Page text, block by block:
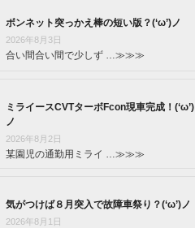
ボンネット突っかえ棒の短い版？(‘ω’)ノ
2026年8月3日
合い間合い間で少しず …≫≫≫
ミライースCVTターボFcon現車完成！(‘ω’)
ノ
2026年8月2日
某園児の通勤用ミライ …≫≫≫
気がつけば８月突入で故障車祭り？(‘ω’)ノ
2026年8月1日